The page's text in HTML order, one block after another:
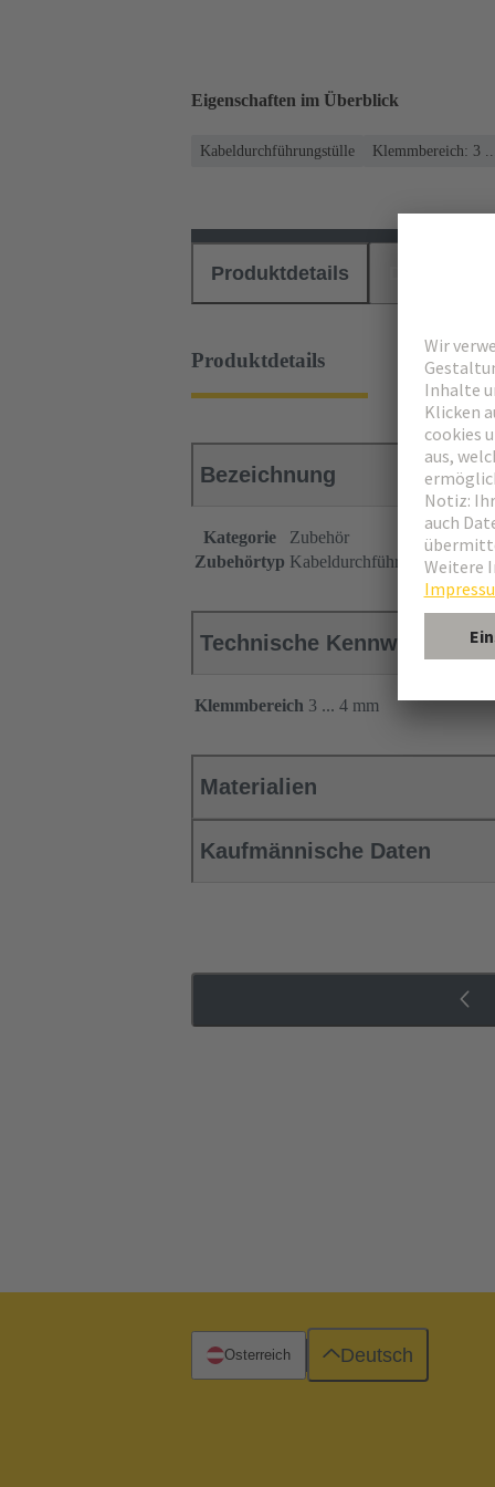
Eigenschaften im Überblick
Kabeldurchführungstülle Klemmbereich: 3
Produktdetails
Produktdetails
Bezeichnung
Kategorie
Zubehör
Zubehörtyp Kabeldurchführungstülle
Technische Kennwerte
Klemmbereich 3 ... 4 mm
Materialien
Kaufmännische Daten
Österreich Deutsch